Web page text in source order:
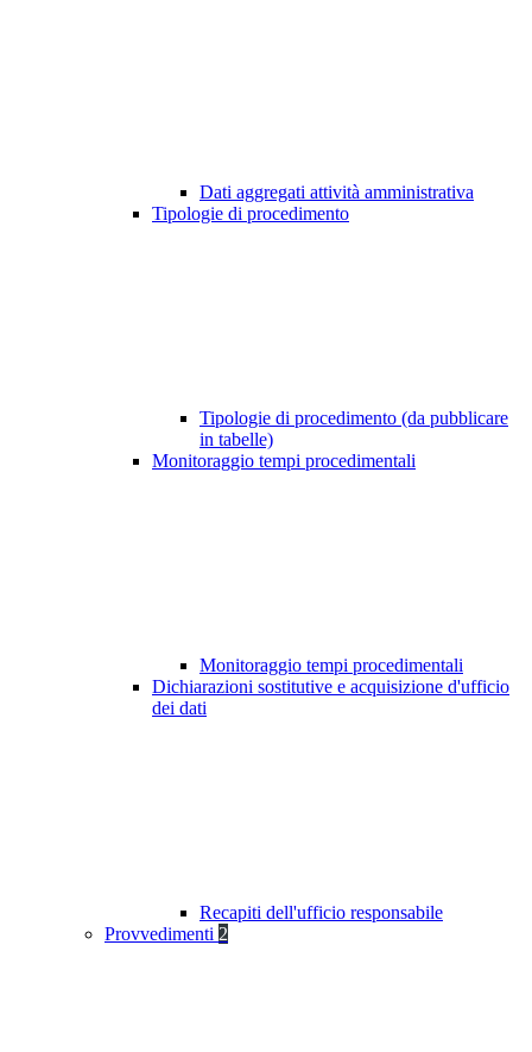
Dati aggregati attività amministrativa
Tipologie di procedimento
Tipologie di procedimento (da pubblicare
in tabelle)
Monitoraggio tempi procedimentali
Monitoraggio tempi procedimentali
Dichiarazioni sostitutive e acquisizione d'ufficio
dei dati
Recapiti dell'ufficio responsabile
Provvedimenti 2